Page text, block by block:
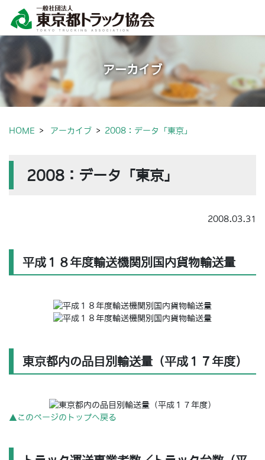
アーカイブ
HOME アーカイブ 2008：データ「東京」
2008：データ「東京」
2008.03.31
平成１８年度輸送機関別国内貨物輸送量
東京都内の品目別輸送量（平成１７年度）
▲このページのトップへ戻る